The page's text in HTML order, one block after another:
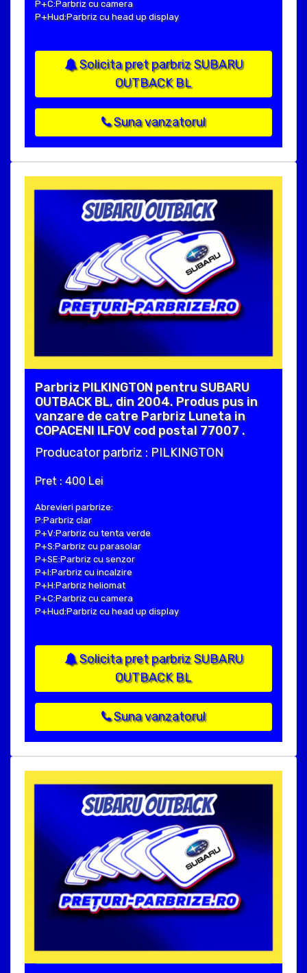
P+C:Parbriz cu camera
P+Hud:Parbriz cu head up display
Solicita pret parbriz SUBARU
OUTBACK BL
Suna vanzatorul
Parbriz PILKINGTON pentru SUBARU
OUTBACK BL, din 2004. Produs pus in
vanzare de catre Parbriz Luneta in
COPACENI ILFOV cod postal 77007 .
Producator parbriz : PILKINGTON
Pret : 400 Lei
Abrevieri parbrize:
P:Parbriz clar
P+V:Parbriz cu tenta verde
P+S:Parbriz cu parasolar
P+SE:Parbriz cu senzor
P+I:Parbriz cu incalzire
P+H:Parbriz heliomat
P+C:Parbriz cu camera
P+Hud:Parbriz cu head up display
Solicita pret parbriz SUBARU
OUTBACK BL
Suna vanzatorul